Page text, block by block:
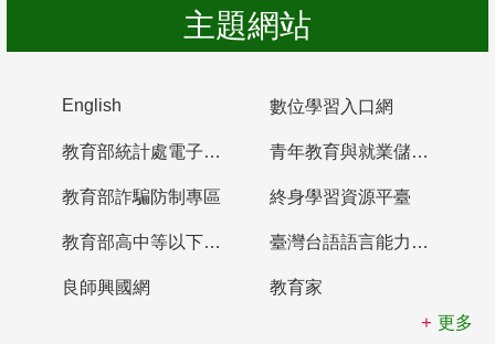
主題網站
English 數位學習入口網
教育部統計處電子書櫃 青年教育與就業儲蓄帳戶
教育部詐騙防制專區 終身學習資源平臺
教育部高中等以下學校及幼兒園教師資格檢定考試 臺灣台語語言能力認證網站
良師興國網
教育家
更多